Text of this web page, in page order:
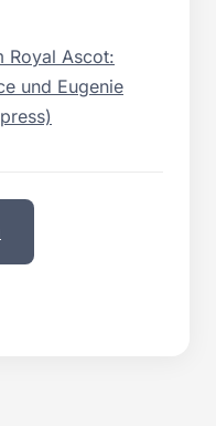
Royal Ascot:
und Eugenie